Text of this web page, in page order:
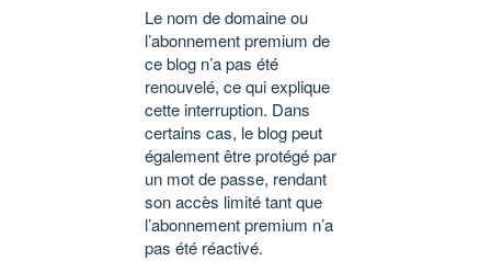
Le nom de domaine ou
l’abonnement premium de
ce blog n’a pas été
renouvelé, ce qui explique
cette interruption. Dans
certains cas, le blog peut
également être protégé par
un mot de passe, rendant
son accès limité tant que
l’abonnement premium n’a
pas été réactivé.